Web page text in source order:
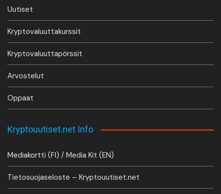
Uutiset
Kryptovaluuttakurssit
Kryptovaluuttapörssit
Arvostelut
Oppaat
Kryptouutiset.net Info
Mediakortti (FI) / Media Kit (EN)
Tietosuojaseloste – Kryptouutiset.net